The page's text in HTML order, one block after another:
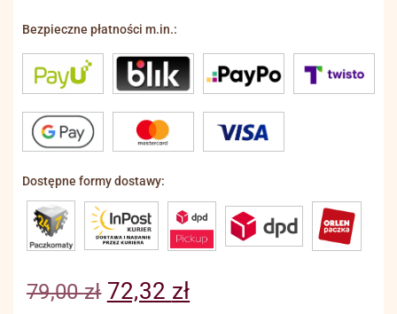
Bezpieczne płatności m.in.:
Dostępne formy dostawy:
79,00zł 72,32 zł